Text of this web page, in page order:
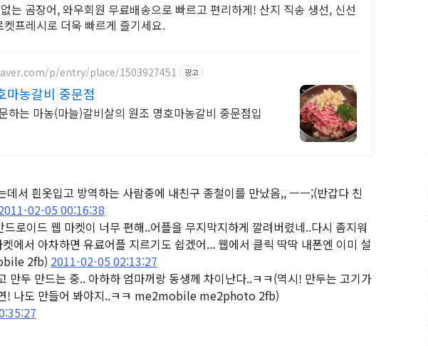
는 곰장어, 와우회원 무료배송으로 빠르고 편리하게! 산지 직송 생선, 신선
프레시로 더욱 빠르게 즐기세요.
p/entry/place/1503927451 광고
마농갈비 중문점
하는 마농(마늘)갈비살의 원조 명호마농갈비 중문점입
데서 흰옷입고 방역하는 사람중에 내친구 종철이를 만났음,, ㅡㅡ;(반갑다 친
02-05 00:16:38
드로이드 웹 마켓이 너무 편해..어플을 무지막지하게 깔려버렸네..다시 좀지워
켓에서 아차하면 유료어플 지르기도 쉽겠어... 웹에서 클릭 딱딱 내폰엔 이미 설
2fb) 2011-02-05 02:13:27
만두 만드는 중.. 아하하 엄마꺼랑 동생께 차이난다..ㅋㅋ(역시! 만두는 고기가
! 나도 만들어 봐야지..ㅋㅋ me2mobile me2photo 2fb)